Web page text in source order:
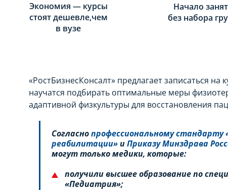
Экономия — курсы
стоят дешевле,чем
в вузе
Начало
без набора
«РостБизнесКонсалт» предлагает записаться
научатся подбирать оптимальные меры
адаптивной физкультуры для восстановления
Согласнопрофессиональному стандарту
реабилитации» иПриказу Минздрава
могут только медики, которые:
получили высшее образование по
«Педиатрия»;